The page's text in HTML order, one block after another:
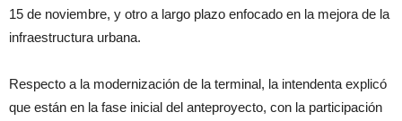
15 de noviembre, y otro a largo plazo enfocado en la mejora de la
infraestructura urbana.
Respecto a la modernización de la terminal, la intendenta explicó
que están en la fase inicial del anteproyecto, con la participación